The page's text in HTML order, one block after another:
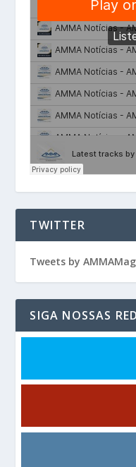
TWITTER
Tweets by
SIGA NOSSAS